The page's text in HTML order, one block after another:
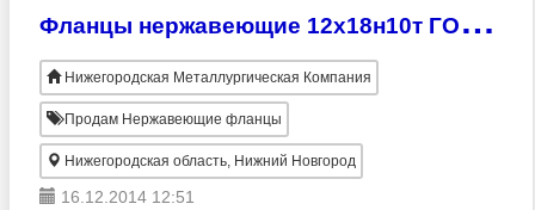
Ф
ланцы нержавеющие 12х18н10т ГОСТ 12820-80
Нижегородская Металлургическая Компания
Продам Нержавеющие фланцы
Нижегородская область, Нижний Новгород
16.12.2014 12:51